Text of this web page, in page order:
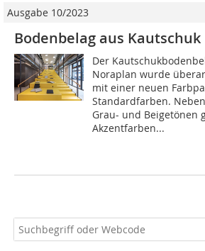
Ausgabe 10/2023
Bodenbelag aus Kautschuk
Der
Noraplan wurde
mit einer neuen
Standardfarben.
Grau- und Beigetönen
Akzentfarben...